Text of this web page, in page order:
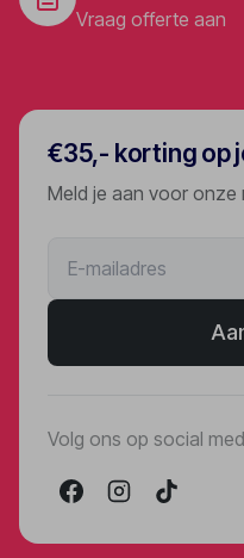
Vraag offerte aan
€35,- korting op
Meld je aan voor onze
Volg ons op social